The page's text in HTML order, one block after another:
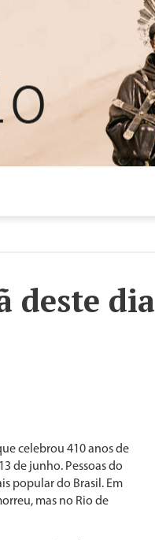
deste dia
celebrou 410 anos de
de junho. Pessoas do
popular do Brasil. Em
mas no Rio de